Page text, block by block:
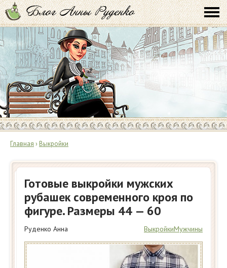
Главная › Выкройки
Готовые выкройки мужских
рубашек современного кроя по
фигуре. Размеры 44 — 60
Руденко Анна ВыкройкиМужчины